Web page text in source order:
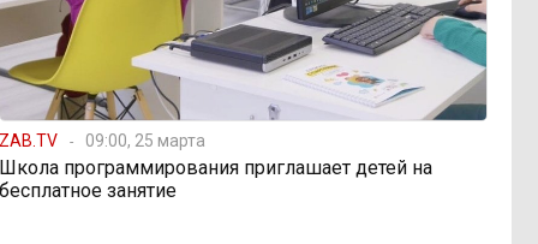
ZAB.TV 09:00, 25 марта
Школа программирования приглашает детей на
бесплатное занятие